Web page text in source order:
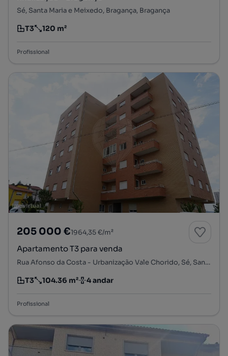
Sé, Santa Maria e Meixedo, Bragança, Bragança
Tipologia
T3
Preço por metro quadrado
120 m²
Profissional
205 000 €1964,35 €/m²
Apartamento T3 para venda
Rua Afonso da Costa - Urbanização Vale Chorido, Sé, Santa Maria e Meixedo, Bragança, Bragança
Tipologia
T3
Preço por metro quadrado
104.36 m²
Andar 4 andar
Profissional